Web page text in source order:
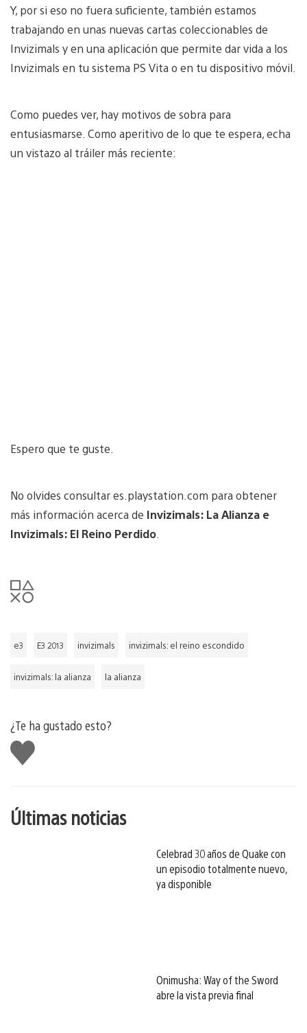
Y, por si eso no fuera suficiente, también estamos
trabajando en unas nuevas cartas coleccionables de
Invizimals y en una aplicación que permite dar vida a los
Invizimals en tu sistema PS Vita o en tu dispositivo móvil.
Como puedes ver, hay motivos de sobra para
entusiasmarse. Como aperitivo de lo que te espera, echa
un vistazo al tráiler más reciente:
Espero que te guste.
No olvides consultar es.playstation.com para obtener
más información acerca de Invizimals: La Alianza e
Invizimals: El Reino Perdido
e3 E3 2013 invizimals invizimals: el reino escondido
invizimals: la alianza la alianza
¿Te ha gustado esto?
Me
gusta
Últimas noticias
Celebrad 30 años de Quake con
un episodio totalmente nuevo,
ya disponible
Onimusha: Way of the Sword
abre la vista previa final